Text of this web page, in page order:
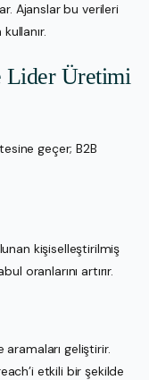
Ajanslar bu verileri
Lider Üretimi
geçer; B2B
kişiselleştirilmiş
oranlarını artırır.
aramaları geliştirir.
etkili bir şekilde